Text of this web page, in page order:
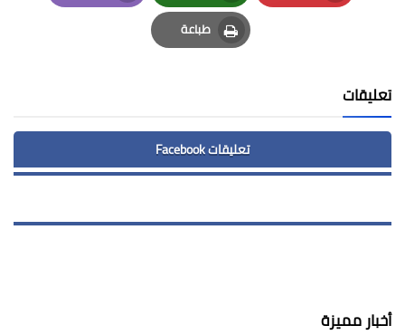
Pinterest
Whatsapp
Email
طباعة
Print
تعليقات
تعليقات Facebook
أخبار مميزة